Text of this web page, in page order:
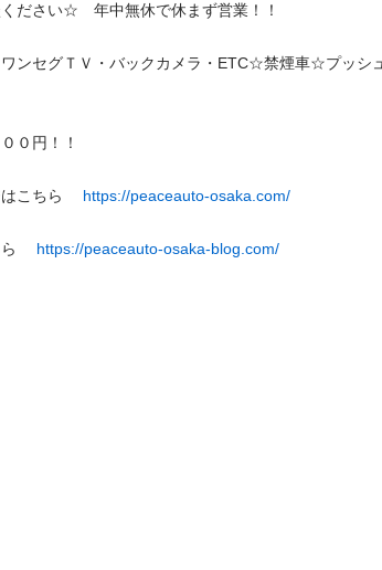
ださい☆　年中無休で休まず営業！！
ンセグＴＶ・バックカメラ・ETC☆禁煙車☆プッシ
０円！！
はこちら https://peaceauto-osaka.com/
ら https://peaceauto-osaka-blog.com/